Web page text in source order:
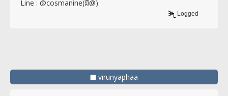
Line : @cosmanine(มี@)
Logged
virunyaphaa